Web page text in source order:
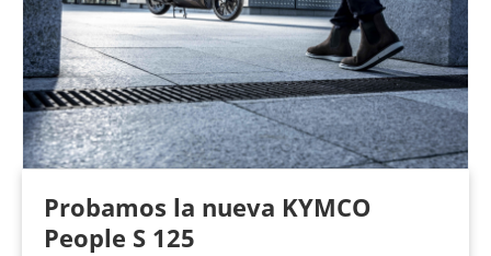
Probamos la nueva KYMCO
People S 125